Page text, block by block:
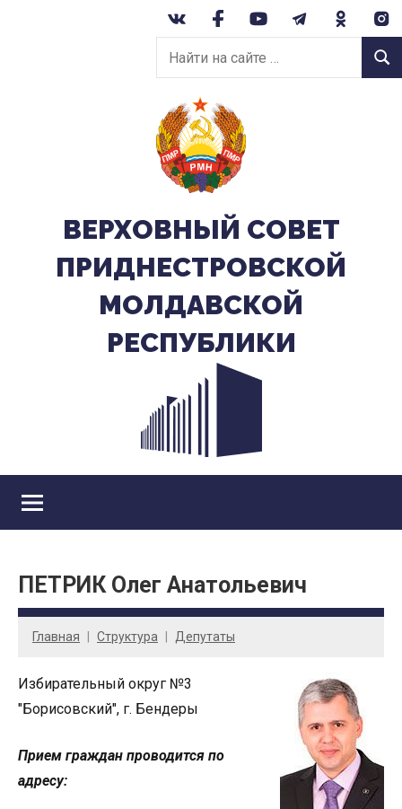
Найти
на
сайте:
ВЕРХОВНЫЙ CОВЕТ
ПРИДНЕСТРОВСКОЙ
МОЛДАВСКОЙ
РЕСПУБЛИКИ
ПЕТРИК Олег Анатольевич
Главная Cтруктура Депутаты
Избирательный округ №3
"Борисовский", г. Бендеры
Прием граждан проводится по
адресу: